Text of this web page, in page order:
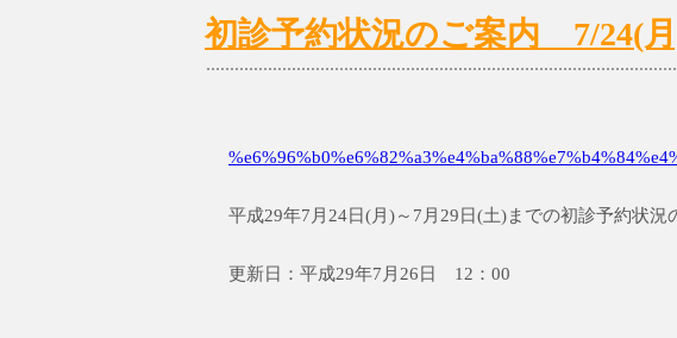
初診予約状況のご案内 7/24(月
平成29年7月24日(月)～7月29日(土)までの初診予約状況
更新日：平成29年7月26日 12：00